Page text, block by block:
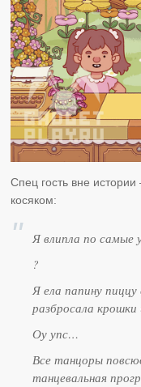
Спец гость вне
косяком:
Я влипла по самые
?
Я ела папину
разбросала
Оу упс…
Все танцоры
танцевальная